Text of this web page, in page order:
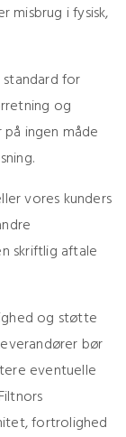
misbrug i fysisk,
for
og
ingen måde
vores kunders
skriftlig aftale
og støtte
bør
eventuelle
fortrolighed